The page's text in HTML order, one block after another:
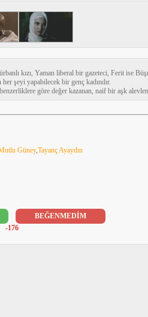
kızı, Yaman liberal bir gazeteci, Ferit ise
şeyi yapabilecek bir genç kadındır.
göre değer kazanan, naif bir aşk
Güney,Tayanç Ayaydın
BEĞENMEDİM
-176